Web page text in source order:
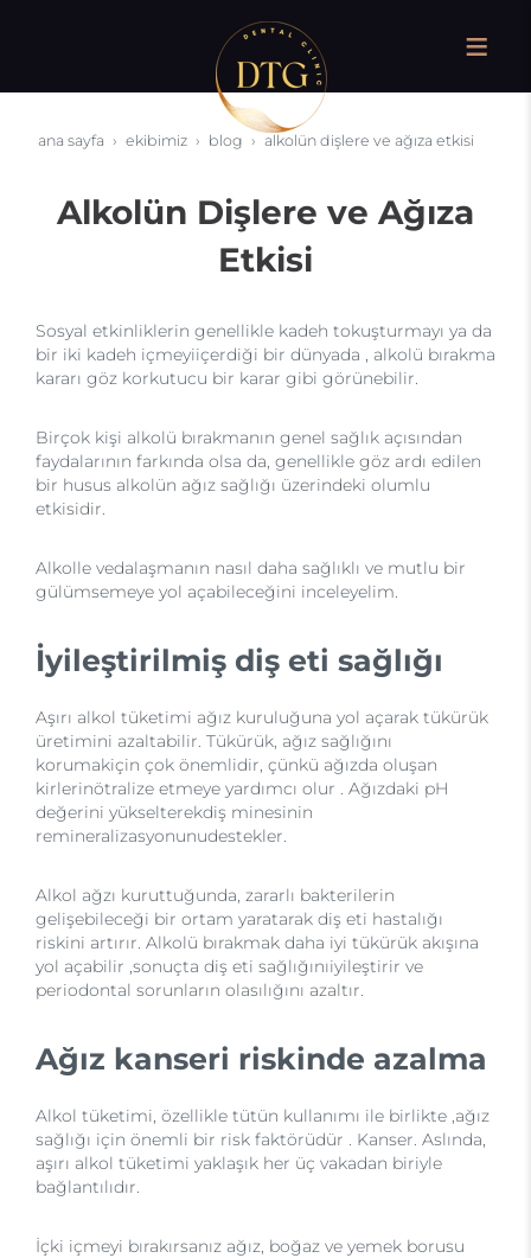
ana sayfa ekibimiz blog alkolün dişlere ve ağıza etkisi
Alkolün Dişlere ve Ağıza
Etkisi
Sosyal etkinliklerin genellikle kadeh tokuşturmayı ya da
bir iki kadeh içmeyiiçerdiği bir dünyada , alkolü bırakma
kararı göz korkutucu bir karar gibi görünebilir.
Birçok kişi alkolü bırakmanın genel sağlık açısından
faydalarının farkında olsa da, genellikle göz ardı edilen
bir husus alkolün ağız sağlığı üzerindeki olumlu
etkisidir.
Alkolle vedalaşmanın nasıl daha sağlıklı ve mutlu bir
gülümsemeye yol açabileceğini inceleyelim.
İyileştirilmiş diş eti sağlığı
Aşırı alkol tüketimi ağız kuruluğuna yol açarak tükürük
üretimini azaltabilir. Tükürük, ağız sağlığını
korumakiçin çok önemlidir, çünkü ağızda oluşan
kirlerinötralize etmeye yardımcı olur . Ağızdaki pH
değerini yükselterekdiş minesinin
remineralizasyonunudestekler.
Alkol ağzı kuruttuğunda, zararlı bakterilerin
gelişebileceği bir ortam yaratarak diş eti hastalığı
riskini artırır. Alkolü bırakmak daha iyi tükürük akışına
yol açabilir ,sonuçta diş eti sağlığınıiyileştirir ve
periodontal sorunların olasılığını azaltır.
Ağız kanseri riskinde azalma
Alkol tüketimi, özellikle tütün kullanımı ile birlikte ,ağız
sağlığı için önemli bir risk faktörüdür . Kanser. Aslında,
aşırı alkol tüketimi yaklaşık her üç vakadan biriyle
bağlantılıdır.
İçki içmeyi bırakırsanız ağız, boğaz ve yemek borusu